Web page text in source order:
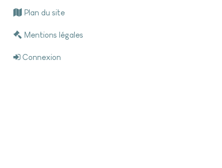
Plan du site
Mentions légales
Connexion